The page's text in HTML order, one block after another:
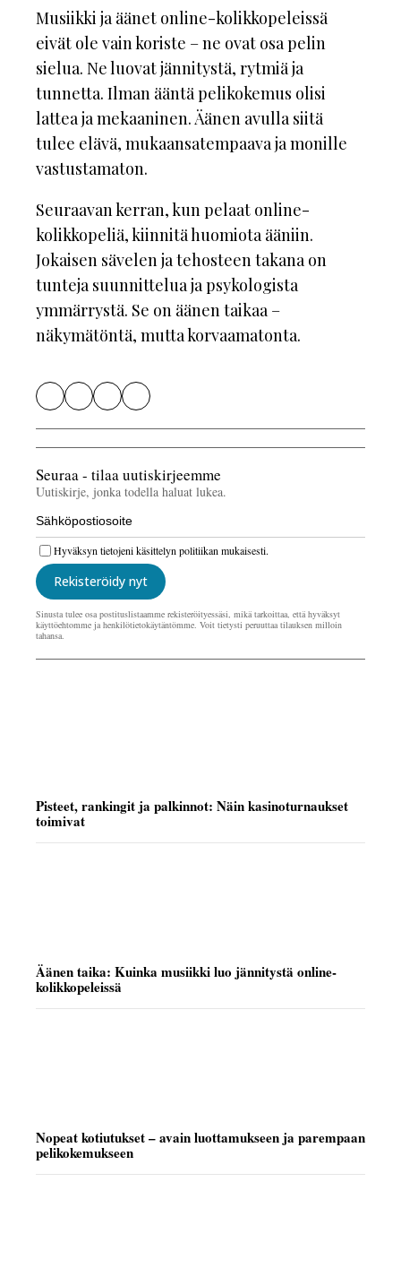
Musiikki ja äänet online-kolikkopeleissä
eivät ole vain koriste – ne ovat osa pelin
sielua. Ne luovat jännitystä, rytmiä ja
tunnetta. Ilman ääntä pelikokemus olisi
lattea ja mekaaninen. Äänen avulla siitä
tulee elävä, mukaansatempaava ja monille
vastustamaton.
Seuraavan kerran, kun pelaat online-
kolikkopeliä, kiinnitä huomiota ääniin.
Jokaisen sävelen ja tehosteen takana on
tunteja suunnittelua ja psykologista
ymmärrystä. Se on äänen taikaa –
näkymätöntä, mutta korvaamatonta.
Pisteet, rankingit ja palkinnot: Näin kasinoturnaukset
toimivat
Äänen taika: Kuinka musiikki luo jännitystä online-
kolikkopeleissä
Nopeat kotiutukset – avain luottamukseen ja parempaan
pelikokemukseen
Seuraa - tilaa uutiskirjeemme
Uutiskirje, jonka todella haluat lukea.
Rekisteröidy nyt
Hyväksyn tietojeni käsittelyn politiikan mukaisesti.
Sinusta tulee osa postituslistaamme rekisteröityessäsi, mikä tarkoittaa, että hyväksyt
käyttöehtomme ja henkilötietokäytäntömme. Voit tietysti peruuttaa tilauksen milloin
tahansa.